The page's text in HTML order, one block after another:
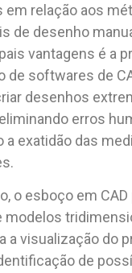
em relação aos
de desenho
vantagens é a
de softwares de
desenhos
erros
a exatidão das
o esboço em
modelos
a visualização do
de